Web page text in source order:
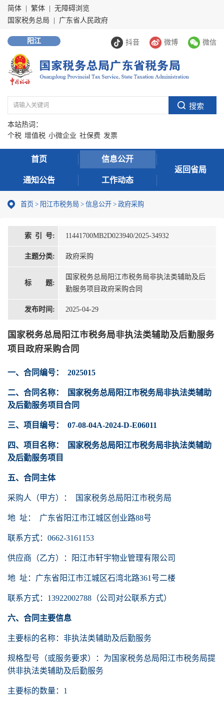
简体 繁体
无障碍浏览
国家税务总局
广东省人民政府
抖音 微博 微信
阳江
本站热词：
个税 增值税 小微企业 社保费 发票
首页 信息公开
通知公告 工作动态
返回省局
首页 > 阳江市税务局 > 信息公开 > 政府采购
索 引 号: 11441700MB2D023940/2025-34932
主题分类: 政府采购
标 题:
国家税务总局阳江市税务局非执法类辅助及后
勤服务项目政府采购合同
发布时间: 2025-04-29
国家税务总局阳江市税务局非执法类辅助及后勤服务
项目政府采购合同
一、合同编号： 2025015
二、合同名称：
国家税务总局阳江市税务局非执法类辅助
及后勤服务项目合同
三、项目编号： 07-08-04A-2024-D-E06011
四、项目名称：
国家税务总局阳江市税务局非执法类辅助
及后勤服务项目
五、合同主体
采购人（甲方）： 国家税务总局阳江市税务局
地 址： 广东省阳江市江城区创业路88号
联系方式： 0662-3161153
供应商（乙方）：阳江市轩宇物业管理有限公司
地 址：广东省阳江市江城区石湾北路361号二楼
联系方式： 13922002788（公司对公联系方式）
六、合同主要信息
主要标的名称：非执法类辅助及后勤服务
规格型号（或服务要求）：为国家税务总局阳江市税务局提
供非执法类辅助及后勤服务
主要标的数量： 1